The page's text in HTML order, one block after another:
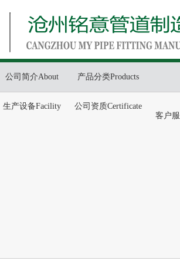
公司简介About 产品分类Products
生产设备Facility
公司资质Certificate
客户